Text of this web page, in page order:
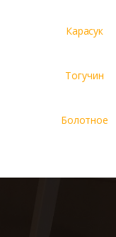
Карасук
Тогучин
Болотное